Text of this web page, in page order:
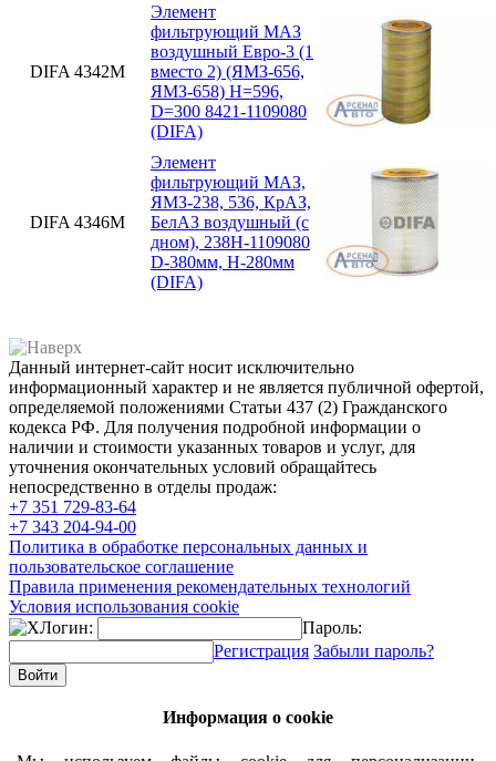
DIFA 4342М
Элемент
фильтрующий МАЗ
воздушный Евро-3 (1
вместо 2) (ЯМЗ-656,
ЯМЗ-658) H=596,
D=300 8421-1109080
(DIFA)
DIFA 4346М
Элемент
фильтрующий МАЗ,
ЯМЗ-238, 536, КрАЗ,
БелАЗ воздушный (с
дном), 238Н-1109080
D-380мм, H-280мм
(DIFA)
Данный интернет-сайт носит исключительно
информационный характер и не является публичной офертой,
определяемой положениями Статьи 437 (2) Гражданского
кодекса РФ. Для получения подробной информации о
наличии и стоимости указанных товаров и услуг, для
уточнения окончательных условий обращайтесь
непосредственно в отделы продаж:
+7 351 729-83-64
+7 343 204-94-00
Политика в обработке персональных данных и
пользовательское соглашение
Правила применения рекомендательных технологий
Условия использования cookie
Логин:
Пароль:
Регистрация Забыли пароль?
Информация о cookie